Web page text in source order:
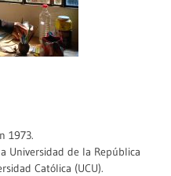
1973.
Universidad de la República
Católica (UCU).